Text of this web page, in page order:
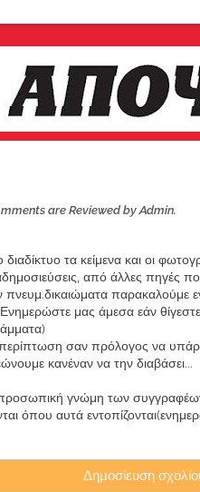
are Reviewed by Admin.
τα κείμενα και οι
από άλλες
παρακαλούμε
μας άμεσα εάν
σαν πρόλογος να
κανέναν να την διαβάσει...
γνώμη των
όπου αυτά
Δημοσίευση